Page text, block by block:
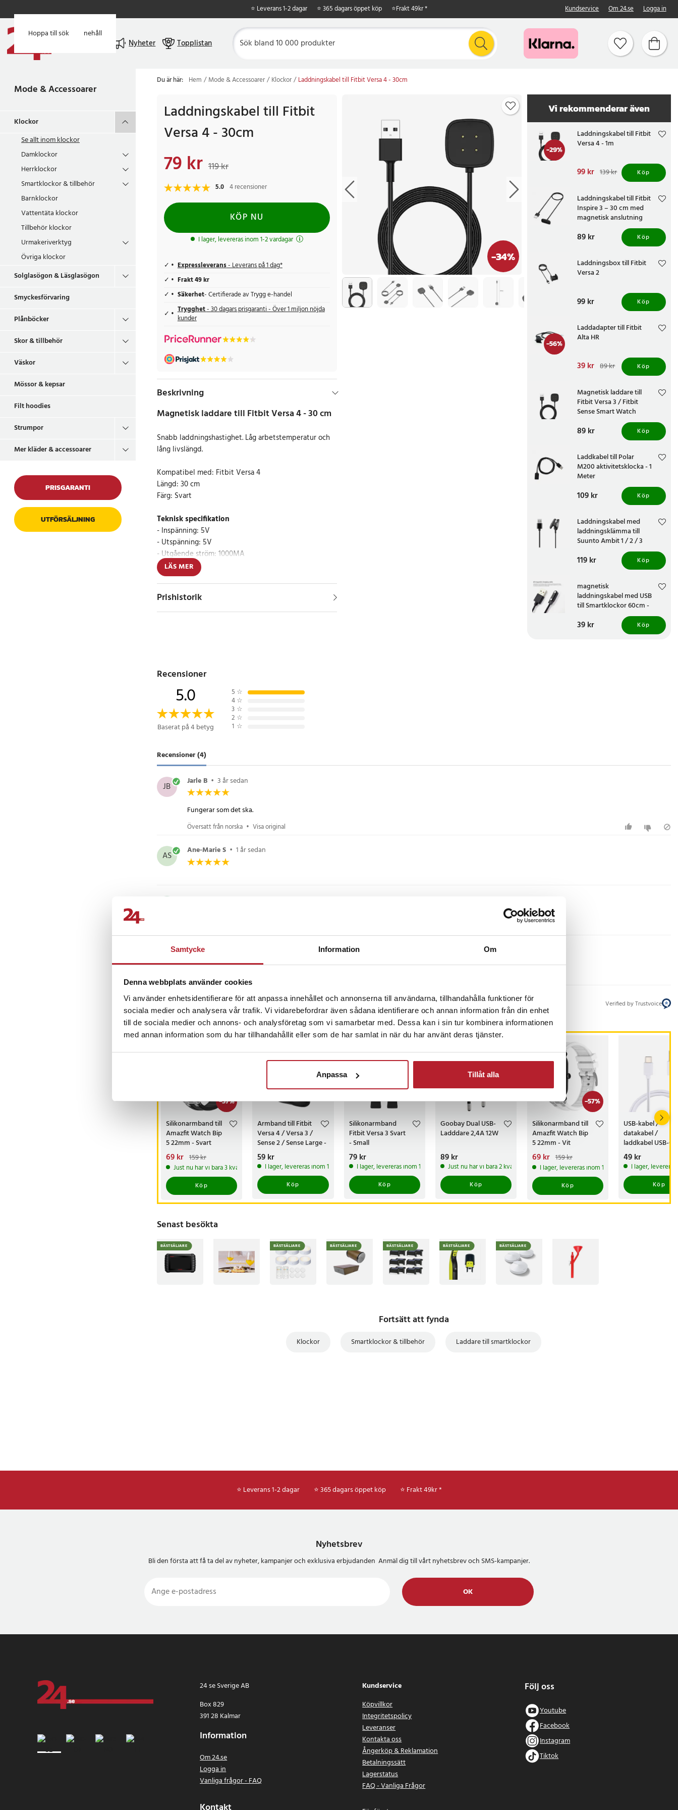
Samtycke Information Om
Denna webbplats använder cookies
Vi använder enhetsidentifierare för att anpassa innehållet och annonserna till användarna, tillhandahålla funktioner för
sociala medier och analysera vår trafik. Vi vidarebefordrar även sådana identifierare och annan information från din enhet
till de sociala medier och annons- och analysföretag som vi samarbetar med. Dessa kan i sin tur kombinera informationen
med annan information som du har tillhandahållit eller som de har samlat in när du har använt deras tjänster.
Anpassa Tillåt alla
Hoppa till huvudinnehåll
Hoppa till sök
⭐ Leverans 1-2 dagar ⭐ 365 dagars öppet köp ⭐Frakt 49kr * Kundservice Om 24.se Logga in
Nyheter Topplistan
Mode & Accessoarer
Klockor
Se allt inomklockor
Damklockor
Herrklockor
Smartklockor & tillbehör
Barnklockor
Vattentäta klockor
Tillbehör klockor
Urmakeriverktyg
Övriga klockor
Solglasögon & Läsglasögon
Smyckesförvaring
Plånböcker
Skor & tillbehör
Väskor
Mössor & kepsar
Filt hoodies
Strumpor
Mer kläder & accessoarer
PRISGARANTI
UTFÖRSÄLJNING
Du är här: Hem Mode & Accessoarer Klockor Laddningskabel till Fitbit Versa 4 - 30cm
-34%
Laddningskabel till Fitbit
Versa 4 - 30cm
Nuvarande pris
79 kr 119 kr
5.0 4 recensioner
KÖP NU
I lager, levereras inom 1-2 vardagar
Expressleverans- Leverans på 1 dag*
Frakt 49 kr
Säkerhet- Certifierade av Trygg e-handel
Trygghet- 30 dagars prisgaranti - Över 1 miljon nöjda
kunder
Beskrivning
Magnetisk laddare till Fitbit Versa 4 - 30 cm
Snabb laddningshastighet. Låg arbetstemperatur och
lång livslängd.
Kompatibel med: Fitbit Versa 4
Längd: 30 cm
Färg: Svart
Teknisk specifikation
- Inspänning: 5V
- Utspänning: 5V
- Utgående ström: 1000MA
Säker användning
- Överspännings- och överbelastningsfilterskydd
LÄS MER
Prishistorik
Vi rekommenderar även
-29%
Laddningskabel till Fitbit
Versa 4 - 1m
Nuvarande pris
Tidigare pris 139 kr
99 kr 139 kr Köp
Laddningskabel till Fitbit
Inspire 3 – 30 cm med
magnetisk anslutning
Pris:89 kr
89 kr Köp
Laddningsbox till Fitbit
Versa 2
Pris:99 kr
99 kr Köp
-56%
Laddadapter till Fitbit
Alta HR
Nuvarande pris
Tidigare pris 89 kr
39 kr 89 kr Köp
Magnetisk laddare till
Fitbit Versa 3 / Fitbit
Sense Smart Watch
Pris:89 kr
89 kr Köp
Laddkabel till Polar
M200 aktivitetsklocka - 1
Meter
Pris :109 kr
109 kr Köp
Laddningskabel med
laddningsklämma till
Suunto Ambit 1 / 2 / 3
Pris :119 kr
119 kr Köp
magnetisk
laddningskabel med USB
till Smartklockor 60cm -
Pris:39 kr
39 kr Köp
Recensioner
5.0
Baserat på 4 betyg
5 ☆
4 ☆
3 ☆
2 ☆
1 ☆
Recensioner (4)
JB Jarle B • 3 år sedan
Fungerar som det ska.
Översatt från norska • Visa original
AS Ane-Marie S • 1 år sedan
BR Bert R
Verified by Trustvoice
Andra köpte också
-57%
Silikonarmband till
Amazfit Watch Bip
5 22mm - Svart
Nuvarande pris
69 krTidigare pris:
159 kr
69 kr 159 kr
Just nu har vi bara 3 kvar av denna produkt
Köp
Armband till Fitbit
Versa 4 / Versa 3 /
Sense 2 / Sense Large -
Svart
Pris:59 kr
59 kr
I lager, levereras inom 1-2 vardagar
Köp
Silikonarmband
Fitbit Versa 3 Svart
- Small
Pris:79 kr
79 kr
I lager, levereras inom 1-2 vardagar
Köp
Goobay Dual USB-
Ladddare 2,4A 12W
Pris:89 kr
89 kr
Just nu har vi bara 2 kvar av denna produkt
Köp
-57%
Silikonarmband till
Amazfit Watch Bip
5 22mm - Vit
Nuvarande pris
69 krTidigare pris:
159 kr
69 kr 159 kr
I lager, levereras inom 1-2 vardagar
Köp
USB-kabel /
datakabel /
laddkabel USB-C /
Type-C - 1 meter
Pris:49 kr
49 kr
I lager,
Köp
Senast besökta
BÄSTSÄLJARE BÄSTSÄLJARE BÄSTSÄLJARE BÄSTSÄLJARE BÄSTSÄLJARE BÄSTSÄLJARE
Fortsätt att fynda
Klockor Smartklockor & tillbehör Laddare till smartklockor
⭐ Leverans 1-2 dagar ⭐ 365 dagars öppet köp ⭐ Frakt 49kr *
Nyhetsbrev
Bli den första att få ta del av nyheter, kampanjer och exklusiva erbjudanden Anmäl dig till vårt nyhetsbrev och SMS-kampanjer.
OK
24 se Sverige AB
Box 829
391 28 Kalmar
Information
Om 24.se
Logga in
Vanliga frågor - FAQ
Kundservice
Köpvillkor
Integritetspolicy
Leveranser
Kontakta oss
Ångerköp & Reklamation
Betalningssätt
Lagerstatus
FAQ - Vanliga Frågor
Följ oss
Youtube
Facebook
Instagram
Tiktok